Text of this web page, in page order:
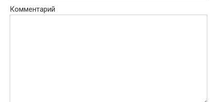
Комментарий